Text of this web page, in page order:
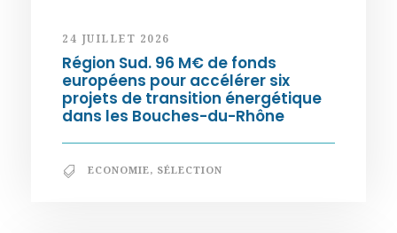
24 JUILLET 2026
Région Sud. 96 M€ de fonds
européens pour accélérer six
projets de transition énergétique
dans les Bouches-du-Rhône
ECONOMIE, SÉLECTION